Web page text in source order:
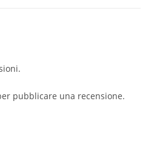
pubblicare una recensione.